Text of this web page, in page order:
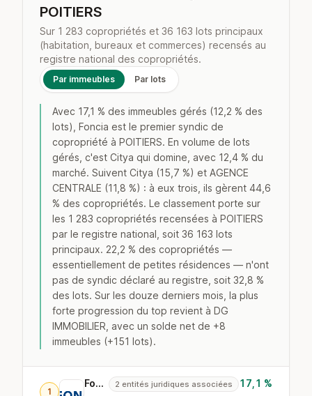
POITIERS
Sur 1 283 copropriétés et 36 163 lots principaux
(habitation, bureaux et commerces) recensés au
registre national des copropriétés.
Par immeubles Par lots
Avec 17,1 % des immeubles gérés (12,2 % des
lots), Foncia est le premier syndic de
copropriété à POITIERS. En volume de lots
gérés, c'est Citya qui domine, avec 12,4 % du
marché. Suivent Citya (15,7 %) et AGENCE
CENTRALE (11,8 %) : à eux trois, ils gèrent 44,6
% des copropriétés. Le classement porte sur
les 1 283 copropriétés recensées à POITIERS
par le registre national, soit 36 163 lots
principaux. 22,2 % des copropriétés —
essentiellement de petites résidences — n'ont
pas de syndic déclaré au registre, soit 32,8 %
des lots. Sur les douze derniers mois, la plus
forte progression du top revient à DG
IMMOBILIER, avec un solde net de +8
immeubles (+151 lots).
1
Foncia 2 entités juridiques associées 17,1 %